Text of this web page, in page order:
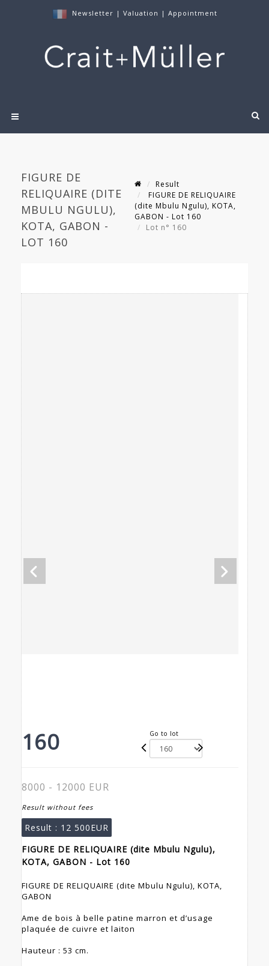
Newsletter | Valuation | Appointment
FIGURE DE
RELIQUAIRE (DITE
MBULU NGULU),
KOTA, GABON -
LOT 160
Result
FIGURE DE RELIQUAIRE
(dite Mbulu Ngulu), KOTA,
GABON - Lot 160
Lot n° 160
160 Go to lot
8000 - 12000 EUR
Result without fees
Result : 12 500EUR
FIGURE DE RELIQUAIRE (dite Mbulu Ngulu),
KOTA, GABON - Lot 160
FIGURE DE RELIQUAIRE (dite Mbulu Ngulu), KOTA,
GABON
Ame de bois à belle patine marron et d’usage
plaquée de cuivre et laiton
Hauteur : 53 cm.